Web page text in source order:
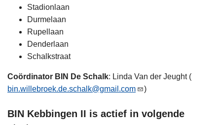
Stadionlaan
Durmelaan
Rupellaan
Denderlaan
Schalkstraat
Coördinator BIN De Schalk: Linda Van der Jeught (
bin.willebroek.de.schalk@gmail.com
)
BIN Kebbingen II is actief in volgende